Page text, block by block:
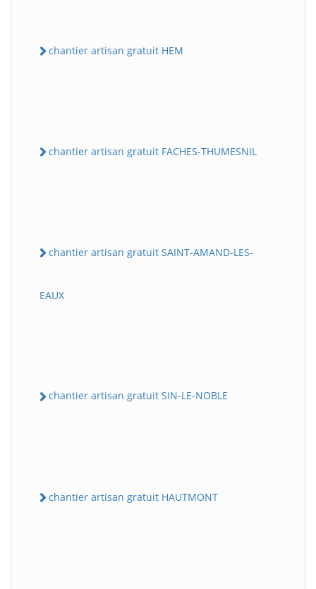
chantier artisan gratuit HEM
chantier artisan gratuit FACHES-THUMESNIL
chantier artisan gratuit SAINT-AMAND-LES-
EAUX
chantier artisan gratuit SIN-LE-NOBLE
chantier artisan gratuit HAUTMONT